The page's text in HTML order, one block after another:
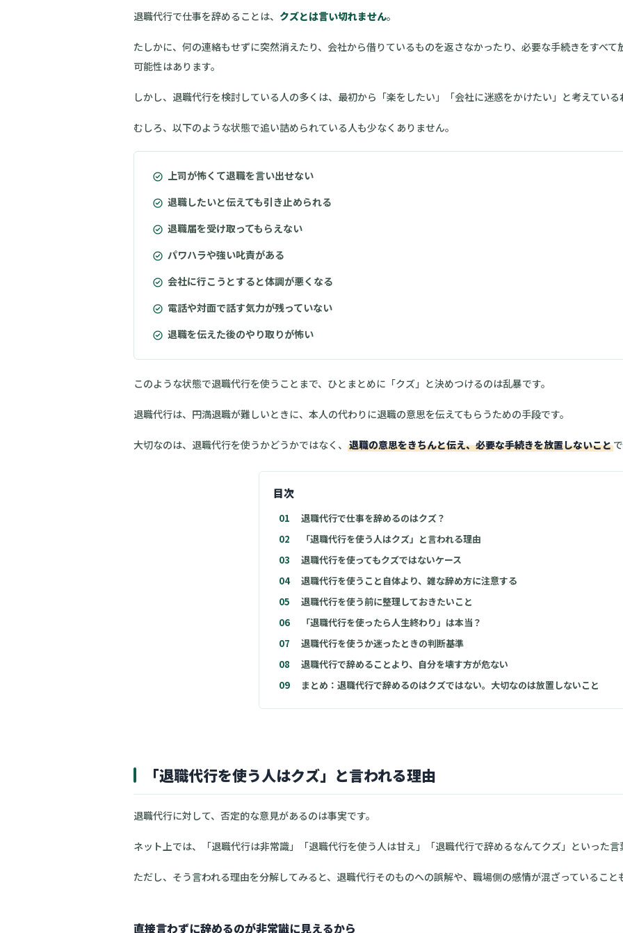
退職代行で仕事を辞めることは、 クズとは言い切れません。
たしかに、何の連絡もせずに突然消えたり、会社から借りているものを返さなかったり、必要な手続きをすべ
可能性はあります。
しかし、退職代行を検討している人の多くは、最初から「楽をしたい」「会社に迷惑をかけたい」と考えてい
むしろ、以下のような状態で追い詰められている人も少なくありません。
上司が怖くて退職を言い出せない
退職したいと伝えても引き止められる
退職届を受け取ってもらえない
パワハラや強い叱責がある
会社に行こうとすると体調が悪くなる
電話や対面で話す気力が残っていない
退職を伝えた後のやり取りが怖い
このような状態で退職代行を使うことまで、ひとまとめに「クズ」と決めつけるのは乱暴です。
退職代行は、円満退職が難しいときに、本人の代わりに退職の意思を伝えてもらうための手段です。
大切なのは、退職代行を使うかどうかではなく、 退職の意思をきちんと伝え、必要な手続きを放置しないこと
目次
01
退職代行で仕事を辞めるのはクズ？
02
「退職代行を使う人はクズ」と言われる理由
03
退職代行を使ってもクズではないケース
04
退職代行を使うこと自体より、雑な辞め方に注意する
05
退職代行を使う前に整理しておきたいこと
06
「退職代行を使ったら人生終わり」は本当？
07
退職代行を使うか迷ったときの判断基準
08
退職代行で辞めることより、自分を壊す方が危ない
09
まとめ：退職代行で辞めるのはクズではない。大切なのは放置しないこと
「退職代行を使う人はクズ」と言われる理由
退職代行に対して、否定的な意見があるのは事実です。
ネット上では、「退職代行は非常識」「退職代行を使う人は甘え」「退職代行で辞めるなんてクズ」といった
ただし、そう言われる理由を分解してみると、退職代行そのものへの誤解や、職場側の感情が混ざっていること
直接言わずに辞めるのが非常識に見えるから